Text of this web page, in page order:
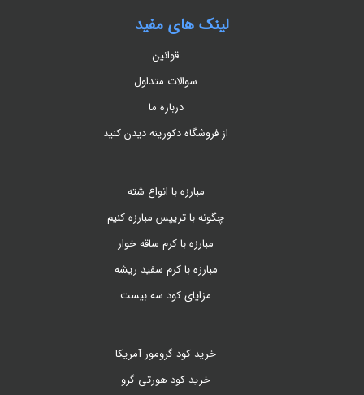
لینک های مفید
قوانین
سوالات متداول
درباره ما
از فروشگاه دکورینه دیدن کنید
مبارزه با انواع شته
چگونه با تریپس مبارزه کنیم
مبارزه با کرم ساقه خوار
مبارزه با کرم سفید ریشه
مزایای کود سه بیست
خرید کود گرومور آمریکا
خرید کود هورتی گرو